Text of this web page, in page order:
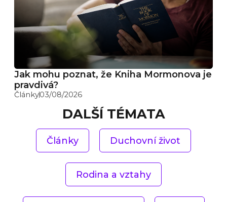
Jak mohu poznat, že Kniha Mormonova je
pravdivá?
Články03/08/2026
DALŠÍ TÉMATA
Články Duchovní život
Rodina a vztahy